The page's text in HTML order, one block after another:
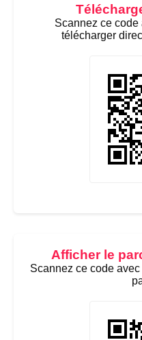
Scannez ce
télécharger
Afficher le
Scannez ce code